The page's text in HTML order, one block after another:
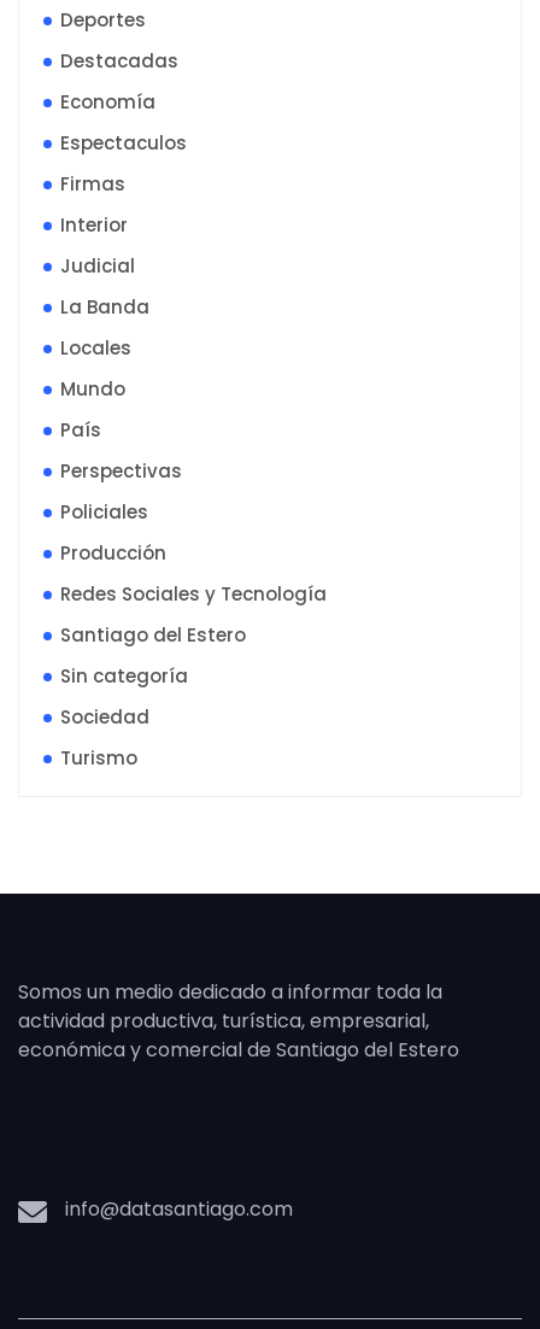
Deportes
Destacadas
Economía
Espectaculos
Firmas
Interior
Judicial
La Banda
Locales
Mundo
País
Perspectivas
Policiales
Producción
Redes Sociales y Tecnología
Santiago del Estero
Sin categoría
Sociedad
Turismo
Somos un medio dedicado a informar toda la
actividad productiva, turística, empresarial,
económica y comercial de Santiago del Estero
info@datasantiago.com